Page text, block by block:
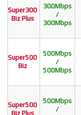
Super300
Biz Plus
300Mbps
/
300Mbps
Super500
Biz
500Mbps
/
500Mbps
Super500
Biz Plus
500Mbps
/